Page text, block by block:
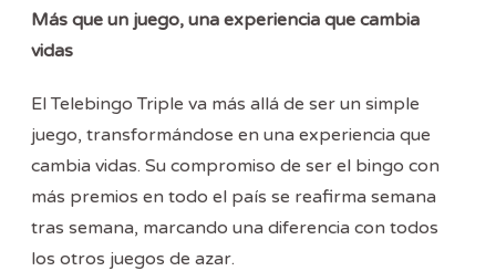
Más que un juego, una experiencia que cambia
vidas
El Telebingo Triple va más allá de ser un simple
juego, transformándose en una experiencia que
cambia vidas. Su compromiso de ser el bingo con
más premios en todo el país se reafirma semana
tras semana, marcando una diferencia con todos
los otros juegos de azar.